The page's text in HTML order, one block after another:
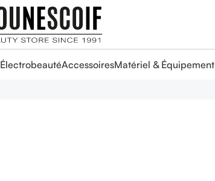
ÉlectrobeautéAccessoiresMatériel & Équipement